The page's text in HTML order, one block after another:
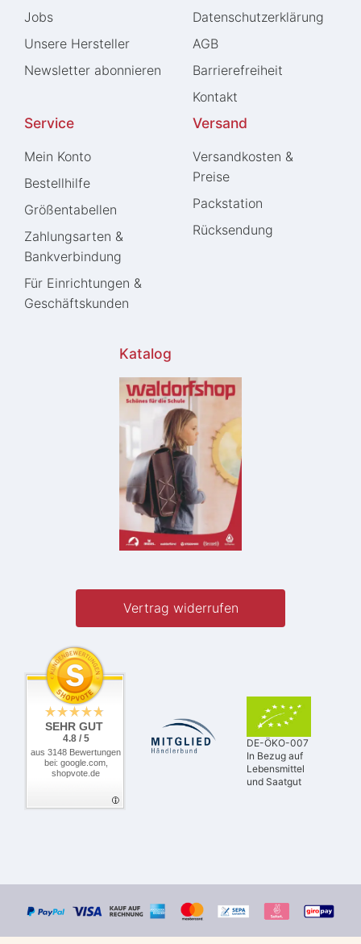
Jobs
Unsere Hersteller
Newsletter abonnieren
Daten­schutz­erklärung
AGB
Barrierefreiheit
Kontakt
Service
Mein Konto
Bestellhilfe
Größentabellen
Zahlungsarten &
Bankverbindung
Für Einrichtungen &
Geschäftskunden
Versand
Versandkosten &
Preise
Packstation
Rücksendung
Katalog
Vertrag widerrufen
SEHR GUT
4.8 / 5
aus 3148 Bewertungen
bei: google.com,
shopvote.de
DE-ÖKO-007
In Bezug auf
Lebensmittel
und Saatgut